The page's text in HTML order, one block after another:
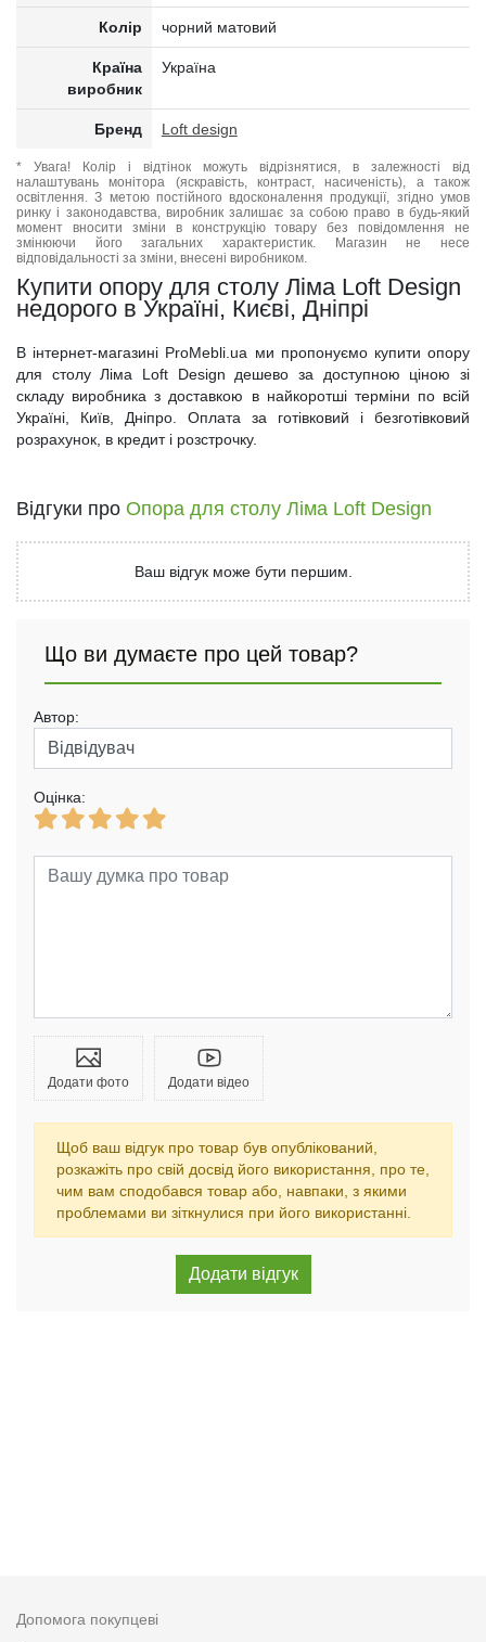
Колір чорний матовий
Країна
виробник
Україна
Бренд Loft design
* Увага! Колір і відтінок можуть відрізнятися, в залежності від
налаштувань монітора (яскравість, контраст, насиченість), а також
освітлення. З метою постійного вдосконалення продукції, згідно умов
ринку і законодавства, виробник залишає за собою право в будь-який
момент вносити зміни в конструкцію товару без повідомлення не
змінюючи його загальних характеристик. Магазин не несе
відповідальності за зміни, внесені виробником.
Купити опору для столу Ліма Loft Design
недорого в Україні, Києві, Дніпрі
В інтернет-магазині ProMebli.ua ми пропонуємо купити опору
для столу Ліма Loft Design дешево за доступною ціною зі
складу виробника з доставкою в найкоротші терміни по всій
Україні, Київ, Дніпро. Оплата за готівковий і безготівковий
розрахунок, в кредит і розстрочку.
Відгуки про Опора для столу Ліма Loft Design
Ваш відгук може бути першим.
Що ви думаєте про цей товар?
Автор:
Оцінка:
Додати фото Додати відео
Щоб ваш відгук про товар був опублікований,
розкажіть про свій досвід його використання, про те,
чим вам сподобався товар або, навпаки, з якими
проблемами ви зіткнулися при його використанні.
Допомога покупцеві